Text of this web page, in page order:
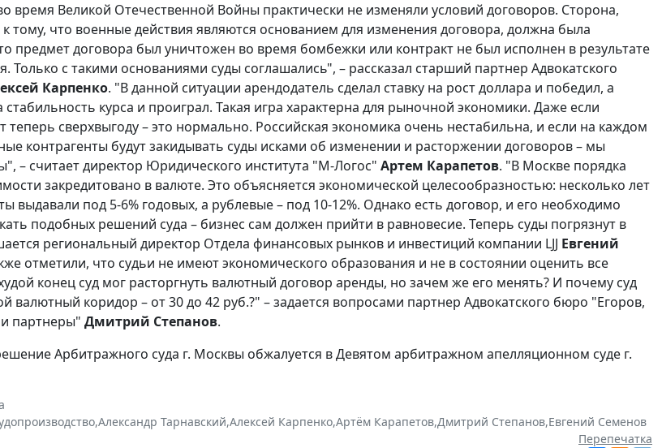
время Великой Отечественной Войны практически не изменяли условий договоров. Сторона,
тому, что военные действия являются основанием для изменения договора, должна была
предмет договора был уничтожен во время бомбежки или контракт не был исполнен в результате
Только с такими основаниями суды соглашались", – рассказал старший партнер Адвокатского
Карпенко. "В данной ситуации арендодатель сделал ставку на рост доллара и победил, а
стабильность курса и проиграл. Такая игра характерна для рыночной экономики. Даже если
теперь сверхвыгоду – это нормально. Российская экономика очень нестабильна, и если на каждом
контрагенты будут закидывать суды исками об изменении и расторжении договоров – мы
– считает директор Юридического института "М-Логос" Артем Карапетов. "В Москве порядка
закредитовано в валюте. Это объясняется экономической целесообразностью: несколько лет
выдавали под 5-6% годовых, а рублевые – под 10-12%. Однако есть договор, и его необходимо
подобных решений суда – бизнес сам должен прийти в равновесие. Теперь суды погрязнут в
региональный директор Отдела финансовых рынков и инвестиций компании LJJ Евгений
отметили, что судьи не имеют экономического образования и не в состоянии оценить все
конец суд мог расторгнуть валютный договор аренды, но зачем же его менять? И почему суд
валютный коридор – от 30 до 42 руб.?" – задается вопросами партнер Адвокатского бюро "Егоров,
партнеры" Дмитрий Степанов.
Арбитражного суда г. Москвы обжалуется в Девятом арбитражном апелляционном суде г.
,Александр Тарнавский,Алексей Карпенко,Артём Карапетов,Дмитрий Степанов,Евгений Семенов
Перепечатка